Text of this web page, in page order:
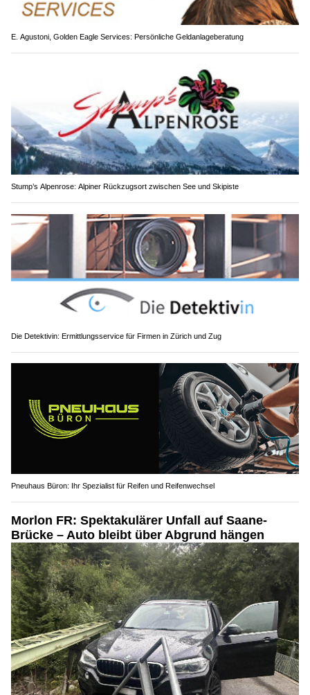
E. Agustoni, Golden Eagle Services: Persönliche Geldanlageberatung
Stump’s Alpenrose: Alpiner Rückzugsort zwischen See und Skipiste
Die Detektivin: Ermittlungsservice für Firmen in Zürich und Zug
Pneuhaus Büron: Ihr Spezialist für Reifen und Reifenwechsel
Morlon FR: Spektakulärer Unfall auf Saane-
Brücke – Auto bleibt über Abgrund hängen